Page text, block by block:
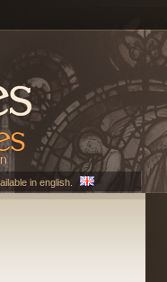
au contenu principal
in english.